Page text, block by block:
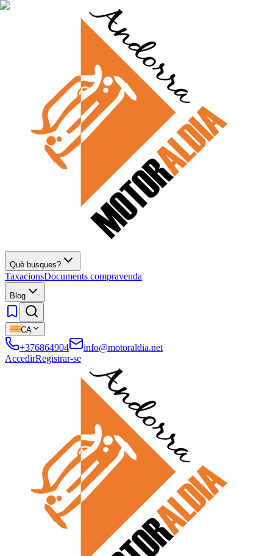
Què busques?
TaxacionsDocuments compravenda
Blog
CA
+376864904
info@motoraldia.net
AccedirRegistrar-se